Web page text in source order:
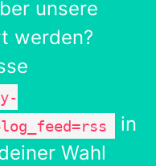
unsere
werden?
in
Wahl